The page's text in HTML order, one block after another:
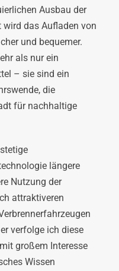
Ausbau der
das Aufladen von
und bequemer.
als nur ein
– sie sind ein
die
für nachhaltige
längere
Nutzung der
attraktiveren
verfolge ich diese
großem Interesse
Wissen